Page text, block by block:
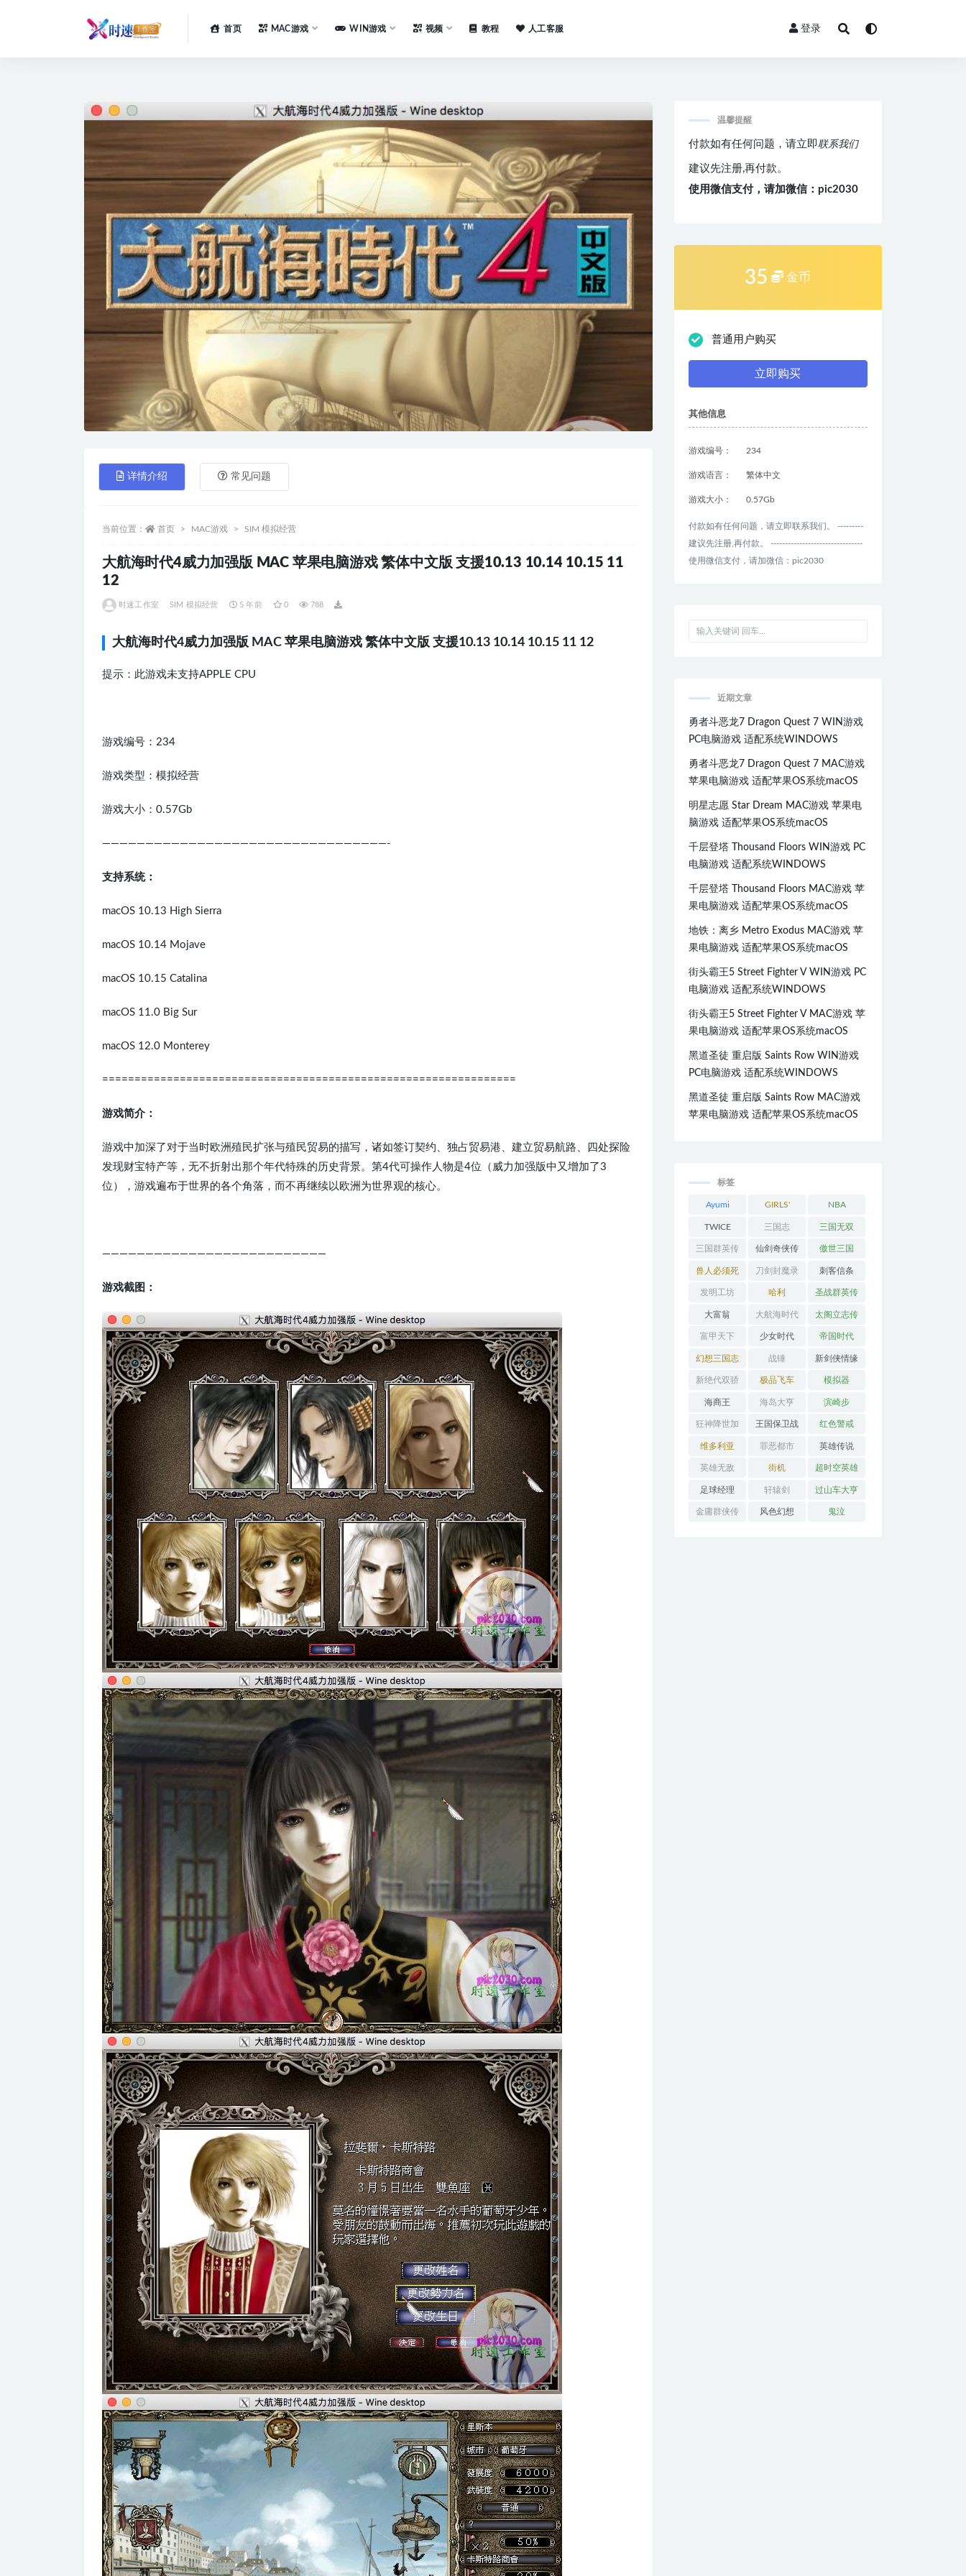
首页 MAC游戏 WIN游戏 视频 教程 人工客服 登录
详情介绍 常见问题
当前位置： 首页 MAC游戏 SIM 模拟经营
大航海时代4威力加强版 MAC 苹果电脑游戏 繁体中文版 支援10.13 10.14 10.15 11
12
时速工作室 SIM 模拟经营 5 年前 0 788
大航海时代4威力加强版 MAC 苹果电脑游戏 繁体中文版 支援10.13 10.14 10.15 11 12
提示：此游戏未支持APPLE CPU
游戏编号：234
游戏类型：模拟经营
游戏大小：0.57Gb
—————————————————————————————————-
支持系统：
macOS 10.13 High Sierra
macOS 10.14 Mojave
macOS 10.15 Catalina
macOS 11.0 Big Sur
macOS 12.0 Monterey
================================================================
游戏简介：
游戏中加深了对于当时欧洲殖民扩张与殖民贸易的描写，诸如签订契约、独占贸易港、建立贸易航路、四处探险
发现财宝特产等，无不折射出那个年代特殊的历史背景。第4代可操作人物是4位（威力加强版中又增加了3
位），游戏遍布于世界的各个角落，而不再继续以欧洲为世界观的核心。
——————————————————————————
游戏截图：
温馨提醒
付款如有任何问题，请立即联系我们
建议先注册,再付款。
使用微信支付，请加微信：pic2030
35 金币
普通用户购买
立即购买
其他信息
游戏编号： 234
游戏语言： 繁体中文
游戏大小： 0.57Gb
付款如有任何问题，请立即联系我们。 ---------
建议先注册,再付款。 --------------------------------
使用微信支付，请加微信：pic2030
近期文章
勇者斗恶龙7 Dragon Quest 7 WIN游戏
PC电脑游戏 适配系统WINDOWS
勇者斗恶龙7 Dragon Quest 7 MAC游戏
苹果电脑游戏 适配苹果OS系统macOS
明星志愿 Star Dream MAC游戏 苹果电
脑游戏 适配苹果OS系统macOS
千层登塔 Thousand Floors WIN游戏 PC
电脑游戏 适配系统WINDOWS
千层登塔 Thousand Floors MAC游戏 苹
果电脑游戏 适配苹果OS系统macOS
地铁：离乡 Metro Exodus MAC游戏 苹
果电脑游戏 适配苹果OS系统macOS
街头霸王5 Street Fighter V WIN游戏 PC
电脑游戏 适配系统WINDOWS
街头霸王5 Street Fighter V MAC游戏 苹
果电脑游戏 适配苹果OS系统macOS
黑道圣徒 重启版 Saints Row WIN游戏
PC电脑游戏 适配系统WINDOWS
黑道圣徒 重启版 Saints Row MAC游戏
苹果电脑游戏 适配苹果OS系统macOS
标签
Ayumi
Hamasaki
GIRLS'
GENERATI
ON
NBA
TWICE 三国志 三国无双
三国群英传 仙剑奇侠传 傲世三国
兽人必须死 刀剑封魔录 刺客信条
发明工坊 哈利 圣战群英传
大富翁 大航海时代 太阁立志传
富甲天下 少女时代 帝国时代
幻想三国志 战锤 新剑侠情缘
新绝代双骄 极品飞车 模拟器
海商王 海岛大亨 滨崎步
狂神降世加
强版
王国保卫战 红色警戒
维多利亚 罪恶都市 英雄传说
英雄无敌 街机 超时空英雄
传说3
足球经理 轩辕剑 过山车大亨
金庸群侠传 风色幻想 鬼泣